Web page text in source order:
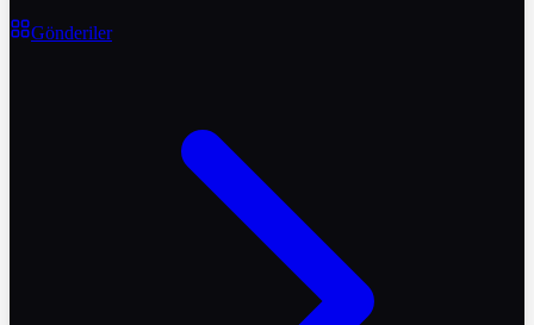
Gönderiler